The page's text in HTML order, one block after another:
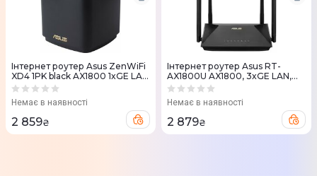
Iнтернет роутер Asus ZenWiFi
XD4 1PK black AX1800 1xGE LAN
1x1GE WAN WPA3 OFDMA
Немає в наявності
2 859₴
Iнтернет роутер Asus RT-
AX1800U AX1800, 3xGE LAN,
1xGE WAN, 1xUSB 3.0, MESH,
Немає в наявності
2 879₴